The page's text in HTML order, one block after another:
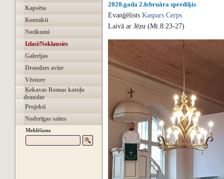
Kapsēta
Kontakti
Notikumi
Izlasi/Noklausies
Galerijas
Draudzes avīze
Vēsture
Ķekavas Romas katoļu
draudze
Projekti
Noderīgas saites
Meklēšana
2020.gada 2.februāra sprediķis
Evanģēlists Kaspars Cerps
Laivā ar Jēzu (Mt.8:23-27)